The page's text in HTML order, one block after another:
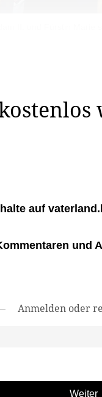
auf
und
Anmelden oder